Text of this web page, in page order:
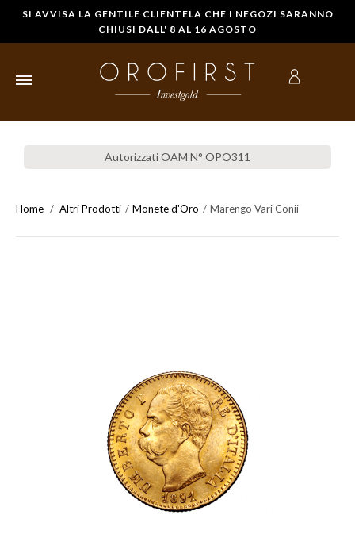
SI AVVISA LA GENTILE CLIENTELA CHE I NEGOZI SARANNO
CHIUSI DALL' 8 AL 16 AGOSTO
D'ORO
STERLINE IN
Autorizzati OAM N° OPO311
Home Altri Prodotti Monete d'Oro Marengo Vari Conii